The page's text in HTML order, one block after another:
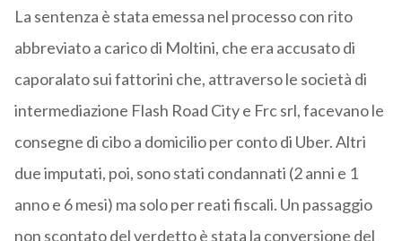
La sentenza è stata emessa nel processo con rito
abbreviato a carico di Moltini, che era accusato di
caporalato sui fattorini che, attraverso le società di
intermediazione Flash Road City e Frc srl, facevano le
consegne di cibo a domicilio per conto di Uber. Altri
due imputati, poi, sono stati condannati (2 anni e 1
anno e 6 mesi) ma solo per reati fiscali. Un passaggio
non scontato del verdetto è stata la conversione del